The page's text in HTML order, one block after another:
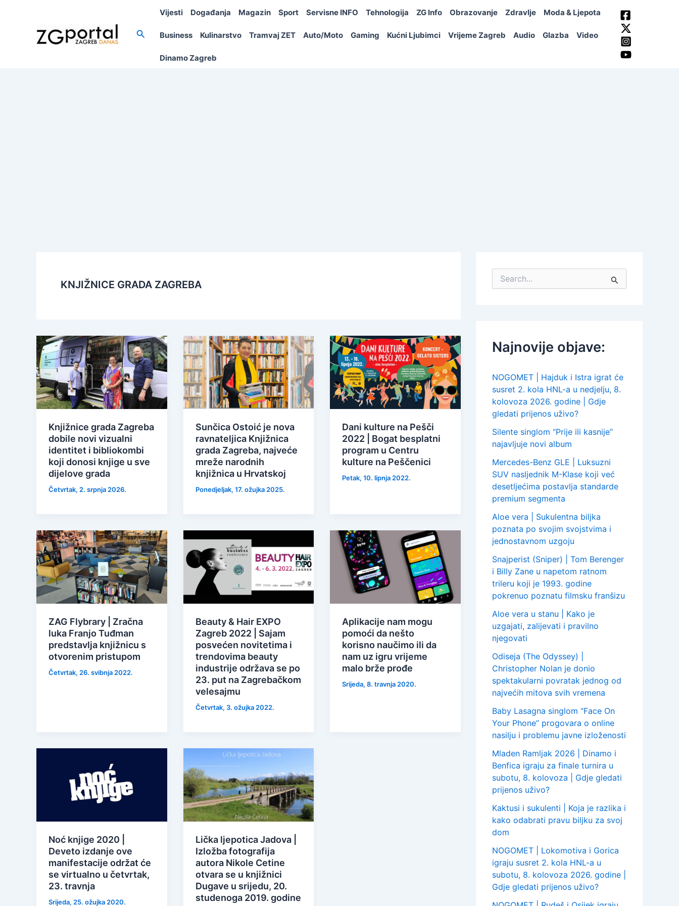
Search
Vijesti Događanja Magazin Sport Servisne INFO Tehnologija ZG Info Obrazovanje Zdravlje Moda & Ljepota
Business Kulinarstvo Tramvaj ZET Auto/Moto Gaming Kućni Ljubimci Vrijeme Zagreb Audio Glazba Video
Dinamo Zagreb
KNJIŽNICE GRADA ZAGREBA
Knjižnice grada Zagreba
dobile novi vizualni
identitet i bibliokombi
koji donosi knjige u sve
dijelove grada
Četvrtak, 2. srpnja 2026.
Sunčica Ostoić je nova
ravnateljica Knjižnica
grada Zagreba, najveće
mreže narodnih
knjižnica u Hrvatskoj
Ponedjeljak, 17. ožujka 2025.
Dani kulture na Pešči
2022 | Bogat besplatni
program u Centru
kulture na Peščenici
Petak, 10. lipnja 2022.
ZAG Flybrary | Zračna
luka Franjo Tuđman
predstavlja knjižnicu s
otvorenim pristupom
Četvrtak, 26. svibnja 2022.
Beauty & Hair EXPO
Zagreb 2022 | Sajam
posvećen novitetima i
trendovima beauty
industrije održava se po
23. put na Zagrebačkom
velesajmu
Četvrtak, 3. ožujka 2022.
Aplikacije nam mogu
pomoći da nešto
korisno naučimo ili da
nam uz igru vrijeme
malo brže prođe
Srijeda, 8. travnja 2020.
Noć knjige 2020 |
Deveto izdanje ove
manifestacije održat će
se virtualno u četvrtak,
23. travnja
Srijeda, 25. ožujka 2020.
Lička ljepotica Jadova |
Izložba fotografija
autora Nikole Cetine
otvara se u knjižnici
Dugave u srijedu, 20.
studenoga 2019. godine
o
rNajnovije objave:
NOGOMET | Hajduk i Istra igrat će
susret 2. kola HNL-a u nedjelju, 8.
kolovoza 2026. godine | Gdje
gledati prijenos uživo?
Silente singlom “Prije ili kasnije”
najavljuje novi album
Mercedes-Benz GLE | Luksuzni
SUV nasljednik M-Klase koji već
desetljećima postavlja standarde
premium segmenta
Aloe vera | Sukulentna biljka
poznata po svojim svojstvima i
jednostavnom uzgoju
Snajperist (Sniper) | Tom Berenger
i Billy Zane u napetom ratnom
trileru koji je 1993. godine
pokrenuo poznatu filmsku franšizu
Aloe vera u stanu | Kako je
uzgajati, zalijevati i pravilno
njegovati
Odiseja (The Odyssey) |
Christopher Nolan je donio
spektakularni povratak jednog od
najvećih mitova svih vremena
Baby Lasagna singlom “Face On
Your Phone” progovara o online
nasilju i problemu javne izloženosti
Mladen Ramljak 2026 | Dinamo i
Benfica igraju za finale turnira u
subotu, 8. kolovoza | Gdje gledati
prijenos uživo?
Kaktusi i sukulenti | Koja je razlika i
kako odabrati pravu biljku za svoj
dom
NOGOMET | Lokomotiva i Gorica
igraju susret 2. kola HNL-a u
subotu, 8. kolovoza 2026. godine |
Gdje gledati prijenos uživo?